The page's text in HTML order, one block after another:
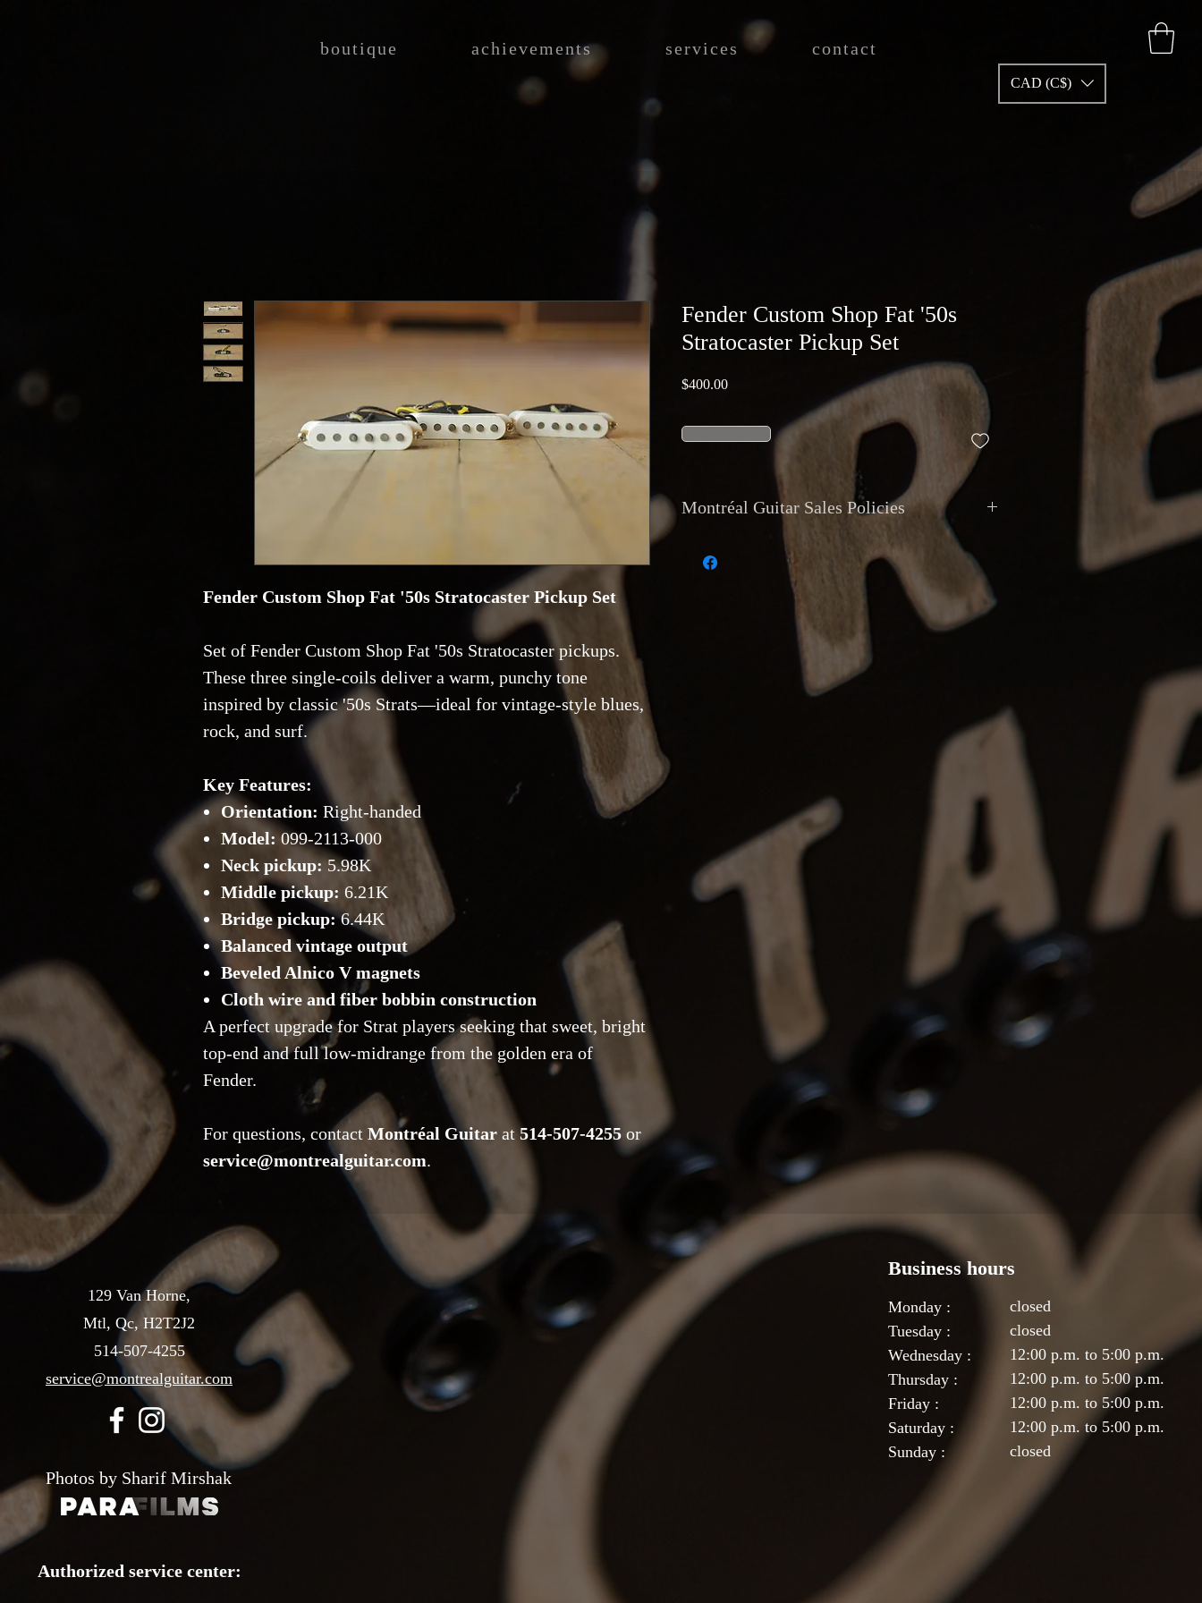
CAD (C$)
boutique achievements services contact
Fender Custom Shop Fat '50s Stratocaster Pickup Set
Set of Fender Custom Shop Fat '50s Stratocaster pickups.
These three single-coils deliver a warm, punchy tone
inspired by classic '50s Strats—ideal for vintage-style blues,
rock, and surf.
Key Features:
Orientation: Right-handed
Model:099-2113-000
Neck pickup:5.98K
Middle pickup: 6.21K
Bridge pickup:6.44K
Balanced vintage output
Beveled Alnico V magnets
Cloth wire and fiber bobbin construction
A perfect upgrade for Strat players seeking that sweet, bright
top-end and full low-midrange from the golden era of
Fender.
For questions, contact Montréal Guitar at514-507-4255 or
service@montrealguitar.com.
Fender Custom Shop Fat '50s
Stratocaster Pickup Set
$400.00Price
Montréal Guitar Sales Policies
Devise et paiement: Toutes les transactions sont en CAD.
Les paiements sont acceptés en argent comptant, débit,
crédit, chèque, virement électronique et dépôt direct.
Montréal Guitar n’accepte pas les échanges de valeur
suivi est offerte pour votre tranquillité d'esprit. La collecte
locale est également possible sur rendez-vous chez
Retour et garantie: Tous les articles sont vendus tels que
décrits. Les retours ne sont acceptés que si l’article reçu ne
être signalés dans un délai de 48 heures après réception,
avec l'article retourné dans le même état. Les frais de
retour sont à la charge de l'acheteur.
Réservations et dépôts: Les instruments peuvent être
réservés avec un dépôt de 20%, non remboursable après 7
jours.
129 Van Horne,
Mtl, Qc, H2T2J2
514-507-4255
service@montrealguitar.com
Photos by Sharif Mirshak
Authorized service center:
Business hours
Monday :
Tuesday :
Wednesday :
Thursday :
Friday :
Saturday :
Sunday :
closed
closed
12:00 p.m. to 5:00 p.m.
12:00 p.m. to 5:00 p.m.
12:00 p.m. to 5:00 p.m.
12:00 p.m. to 5:00 p.m.
closed